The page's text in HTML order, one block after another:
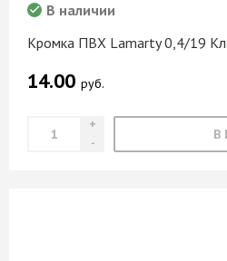
Кромка ПВХ Lamarty 0,4/19
В наличии
14.00 руб.
В